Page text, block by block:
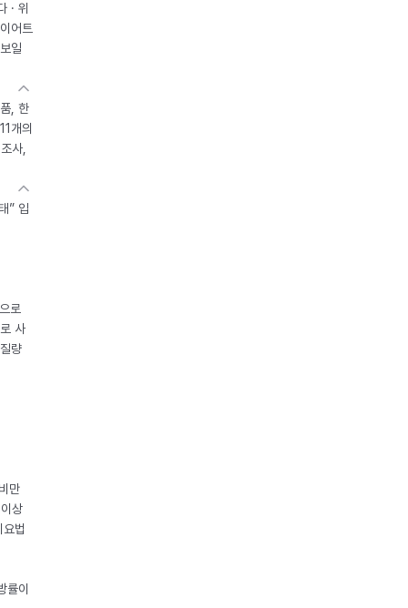
· 위
어트
일
, 한
개의
사,
” 입
로
사
량
만
상
법
률이